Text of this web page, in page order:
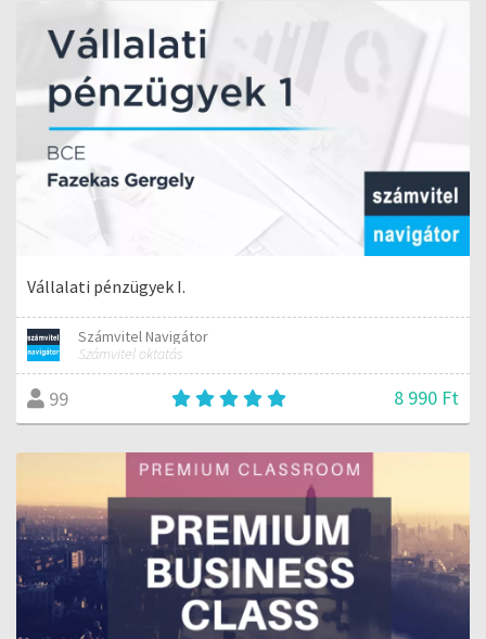
Vállalati pénzügyek I.
Számvitel Navigátor
Számvitel oktatás
99 8 990 Ft